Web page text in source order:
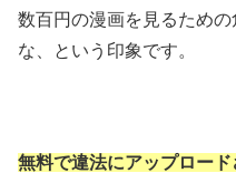
数百円の漫画を見るため
な、という印象です。
無料で違法にアップロー